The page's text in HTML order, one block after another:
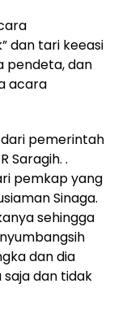
dan tari keeasi
pendeta, dan
acara
pemerintah
Saragih. .
pemkap yang
Sinaga.
sehingga
dan dia
dan tidak